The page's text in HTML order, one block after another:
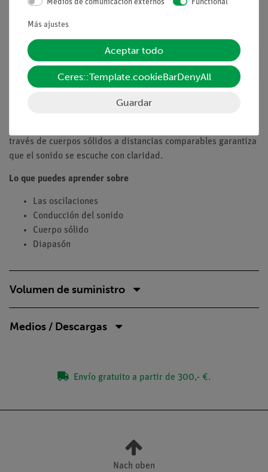
Examinar, con la ayuda de varios ejemplos (una regla de
plástico, la cabeza humana, un hilo fino), si el sonido no se
propaga sólo en el aire sino también en los cuerpos sólidos.
Demostrar que el sonido del diapasón ya no se oye, o que sólo
través de cuerpos sólidos a distancias comparables garantiza
que el sonido se escuche con claridad.
Lo que puedes aprender sobre
Las oscilaciones
Conducción del sonido
Cuerpo sólido
Diapasón
Volumen de suministro
Medios / Descargas
Envío gratuito a partir de 300,- €.
Nach oben
Más ajustes
Aceptar todo
Ceres::Template.cookieBarDenyAll
Guardar